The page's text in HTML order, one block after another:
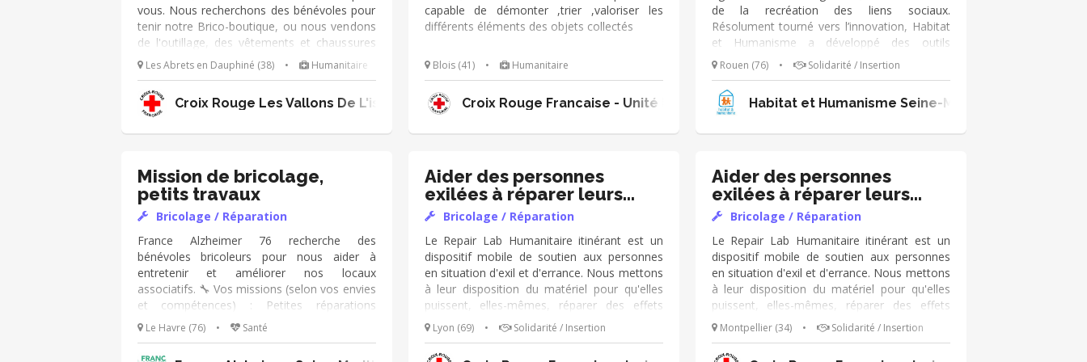
réalisation des travaux
réalisation des travaux
réalisation des travaux
vous. Nous recherchons des bénévoles pour
tenir notre Brico-boutique, ou nous vendons
de l'outillage, des vêtements et chaussures
de travail neuf à prix cassés. Votre mission
consistera à accueillir les clients , mettre en
rayon les produits. Notre boutique est
ouverte toutes les 2 semaines le samedi de
10h à 17h dans notre local aux Abrets en
Les Abrets en Dauphiné (38) • Humanitaire
Croix Rouge Les Vallons De L'isère
capable de démonter ,trier ,valoriser les
différents éléments des objets collectés
Blois (41) • Humanitaire
Croix Rouge Francaise - Unité locale de Blois
de la recréation des liens sociaux.
Résolument tourné vers l’innovation, Habitat
et Humanisme a développé des outils
économiques à vocation sociale. En Seine-
Maritime ce sont 110 logements et plus
d’une centaine de famille accompagnée au
quotidien. Vous rejoindrez une équipe
Rouen (76) • Solidarité / Insertion
Habitat et Humanisme Seine-Maritime
Mission de bricolage,
petits travaux
Bricolage / Réparation
France Alzheimer 76 recherche des
bénévoles bricoleurs pour nous aider à
entretenir et améliorer nos locaux
associatifs. 🔧 Vos missions (selon vos envies
et compétences) : Petites réparations
(poignées, portes, serrures…) Travaux de
rafraîchissement (peinture, agencement
léger) Aide ponctuelle comme montage de
Le Havre (76) • Santé
Aider des personnes
exilées à réparer leurs
objets
Bricolage / Réparation
Le Repair Lab Humanitaire itinérant est un
dispositif mobile de soutien aux personnes
en situation d'exil et d'errance. Nous mettons
à leur disposition du matériel pour qu'elles
puissent, elles-mêmes, réparer des effets
personnels endommagés par des conditions
de vie souvent difficiles. En tant que bénévole
réparateur au sein du Repair Lab, tes
Lyon (69) • Solidarité / Insertion
Aider des personnes
exilées à réparer leurs
objets
Bricolage / Réparation
Le Repair Lab Humanitaire itinérant est un
dispositif mobile de soutien aux personnes
en situation d'exil et d'errance. Nous mettons
à leur disposition du matériel pour qu'elles
puissent, elles-mêmes, réparer des effets
personnels endommagés par des conditions
de vie souvent difficiles. En tant que bénévole
réparateur au sein du Repair Lab, tes
Montpellier (34) • Solidarité / Insertion